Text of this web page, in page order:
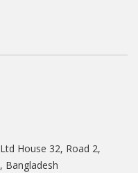
House 32, Road 2,
Bangladesh